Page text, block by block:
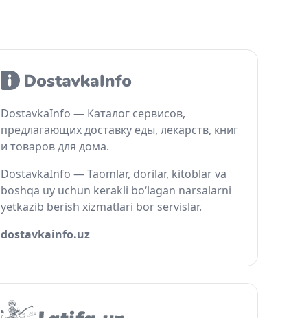
DostavkaInfo — Каталог сервисов,
предлагающих доставку еды, лекарств, книг
и товаров для дома.
DostavkaInfo — Taomlar, dorilar, kitoblar va
boshqa uy uchun kerakli bo‘lagan narsalarni
yetkazib berish xizmatlari bor servislar.
dostavkainfo.uz